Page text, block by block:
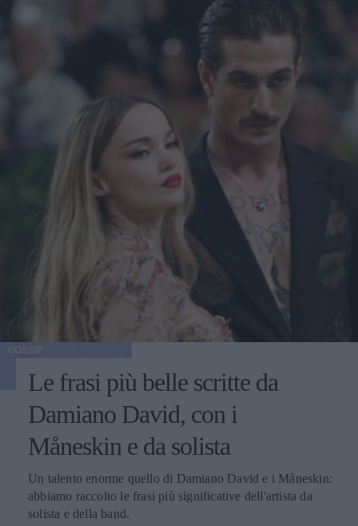
Le frasi più belle scritte da
Damiano David, con i
Måneskin e da solista
Un talento enorme quello di Damiano David e i Måneskin:
abbiamo raccolto le frasi più significative dell'artista da
solista e della band.